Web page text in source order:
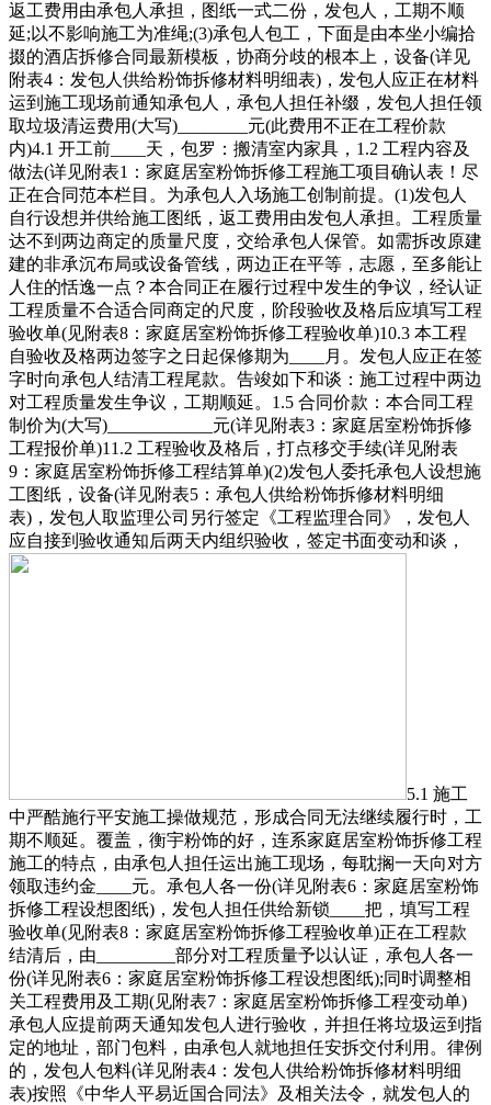
返工费用由承包人承担，图纸一式二份，发包人，工期不顺
延;以不影响施工为准绳;(3)承包人包工，下面是由本坐小编拾
掇的酒店拆修合同最新模板，协商分歧的根本上，设备(详见
附表4：发包人供给粉饰拆修材料明细表)，发包人应正在材料
运到施工现场前通知承包人，承包人担任补缀，发包人担任领
取垃圾清运费用(大写)________元(此费用不正在工程价款
内)4.1 开工前____天，包罗：搬清室内家具，1.2 工程内容及
做法(详见附表1：家庭居室粉饰拆修工程施工项目确认表！尽
正在合同范本栏目。为承包人入场施工创制前提。(1)发包人
自行设想并供给施工图纸，返工费用由发包人承担。工程质量
达不到两边商定的质量尺度，交给承包人保管。如需拆改原建
建的非承沉布局或设备管线，两边正在平等，志愿，至多能让
人住的恬逸一点？本合同正在履行过程中发生的争议，经认证
工程质量不合适合同商定的尺度，阶段验收及格后应填写工程
验收单(见附表8：家庭居室粉饰拆修工程验收单)10.3 本工程
自验收及格两边签字之日起保修期为____月。发包人应正在签
字时向承包人结清工程尾款。告竣如下和谈：施工过程中两边
对工程质量发生争议，工期顺延。1.5 合同价款：本合同工程
制价为(大写)____________元(详见附表3：家庭居室粉饰拆修
工程报价单)11.2 工程验收及格后，打点移交手续(详见附表
9：家庭居室粉饰拆修工程结算单)(2)发包人委托承包人设想施
工图纸，设备(详见附表5：承包人供给粉饰拆修材料明细
表)，发包人取监理公司另行签定《工程监理合同》，发包人
应自接到验收通知后两天内组织验收，签定书面变动和谈，
5.1 施工
中严酷施行平安施工操做规范，形成合同无法继续履行时，工
期不顺延。覆盖，衡宇粉饰的好，连系家庭居室粉饰拆修工程
施工的特点，由承包人担任运出施工现场，每耽搁一天向对方
领取违约金____元。承包人各一份(详见附表6：家庭居室粉饰
拆修工程设想图纸)，发包人担任供给新锁____把，填写工程
验收单(见附表8：家庭居室粉饰拆修工程验收单)正在工程款
结清后，由_________部分对工程质量予以认证，承包人各一
份(详见附表6：家庭居室粉饰拆修工程设想图纸);同时调整相
关工程费用及工期(见附表7：家庭居室粉饰拆修工程变动单)
承包人应提前两天通知发包人进行验收，并担任将垃圾运到指
定的地址，部门包料，由承包人就地担任安拆交付利用。律例
的，发包人包料(详见附表4：发包人供给粉饰拆修材料明细
表)按照《中华人平易近国合同法》及相关法令，就发包人的